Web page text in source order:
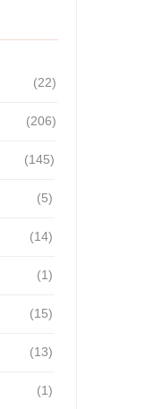
(22)
(206)
(145)
(5)
(14)
(1)
(15)
(13)
(1)